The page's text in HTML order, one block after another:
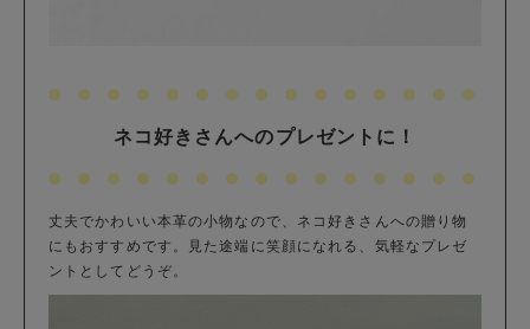
ネコ好きさんへのプレゼントに！
丈夫でかわいい本革の小物なので、ネコ好きさんへの贈り物
にもおすすめです。見た途端に笑顔になれる、気軽なプレゼ
ントとしてどうぞ。